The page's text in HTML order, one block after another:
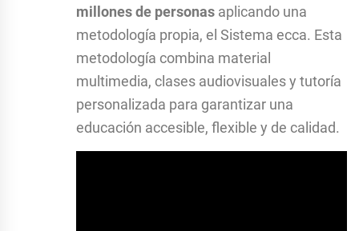
millones de personas aplicando una
metodología propia, el Sistema ecca. Esta
metodología combina material
multimedia, clases audiovisuales y tutoría
personalizada para garantizar una
educación accesible, flexible y de calidad.